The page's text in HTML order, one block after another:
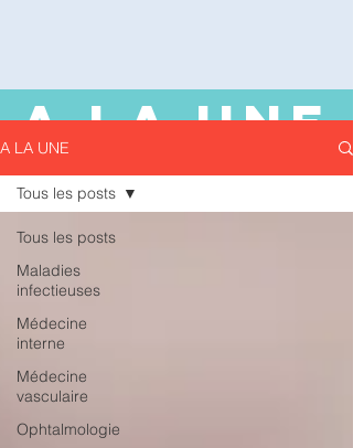
A LA UNE
A LA UNE
Tous les posts
Maladies
infectieuses
Médecine
interne
Médecine
vasculaire
Ophtalmologie
Tous les posts